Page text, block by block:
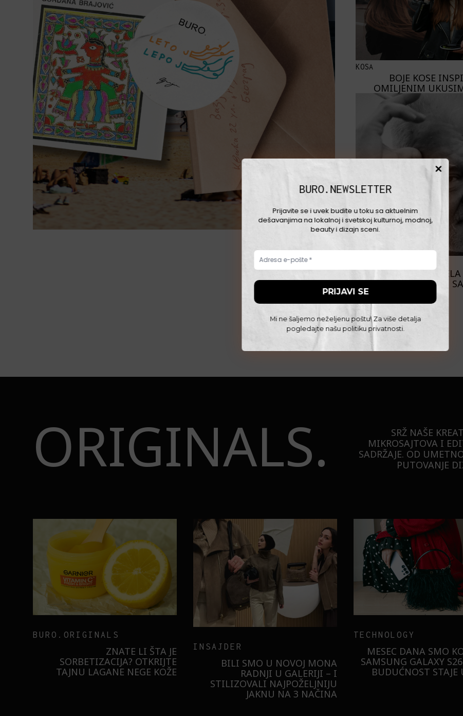
KOSA
BOJE KOSE
OMILJENIM
PREDSTAVLJAMO:
ORIGINALS.
SRŽ NAŠE
MIKROSAJTOVA I
SADRŽAJE. OD
PUTOVANJE
BURO.ORIGINALS
ZNATE LI ŠTA JE
SORBETIZACIJA? OTKRIJTE
TAJNU LAGANE NEGE KOŽE
INSAJDER
BILI SMO U NOVOJ MONA
RADNJI U GALERIJI – I
STILIZOVALI NAJPOŽELJNIJU
JAKNU NA 3 NAČINA
TECHNOLOGY
MESEC DANA SMO
SAMSUNG GALAXY
BUDUĆNOST STAJE
BURO.NEWSLETTER
Prijavite se i uvek budite u toku sa aktuelnim
dešavanjima na lokalnoj i svetskoj kulturnoj, modnoj,
beauty i dizajn sceni.
Mi ne šaljemo neželjenu poštu! Za više detalja
pogledajte našu politiku privatnosti.